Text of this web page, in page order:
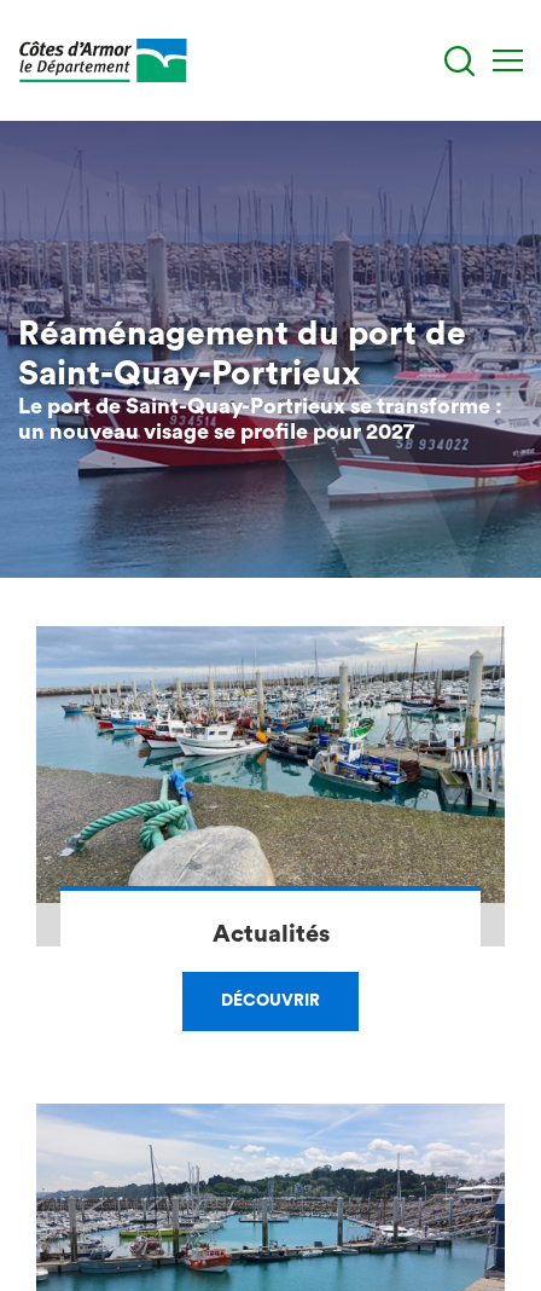
Réaménagement du port de
Saint-Quay-Portrieux
Le port de Saint-Quay-Portrieux se transforme :
un nouveau visage se profile pour 2027
Actualités
DÉCOUVRIR